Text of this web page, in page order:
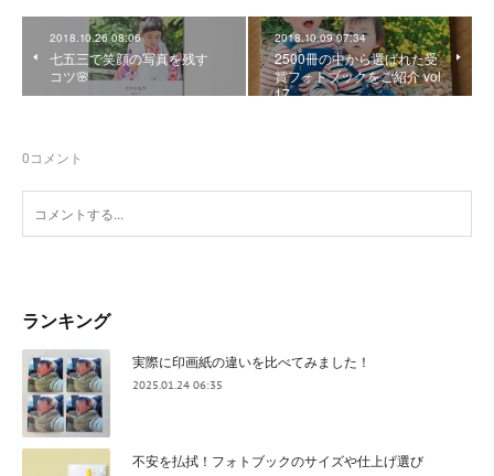
2018.10.26 08:06
七五三で笑顔の写真を残す
コツ🌸
2018.10.09 07:34
2500冊の中から選ばれた受
賞フォトブックをご紹介 vol
17
0コメント
ランキング
実際に印画紙の違いを比べてみました！
2025.01.24 06:35
不安を払拭！フォトブックのサイズや仕上げ選び